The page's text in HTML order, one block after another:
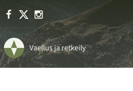
Facebook Instagram
Vaellus ja retkeily